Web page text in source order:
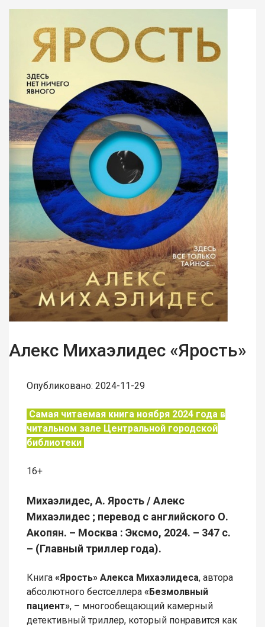
Алекс Михаэлидес «Ярость»
Опубликовано: 2024-11-29
Самая читаемая книга ноября 2024 года в
читальном зале Центральной городской
библиотеки
16+
Михаэлидес, А. Ярость / Алекс
Михаэлидес ; перевод с английского О.
Акопян. – Москва : Эксмо, 2024. – 347 с.
– (Главный триллер года).
Книга «Ярость» Алекса Михаэлидеса, автора
абсолютного бестселлера «Безмолвный
пациент», – многообещающий камерный
детективный триллер, который понравится как